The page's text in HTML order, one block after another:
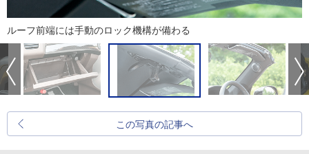
ルーフ前端には手動のロック機構が備わる
この写真の記事へ